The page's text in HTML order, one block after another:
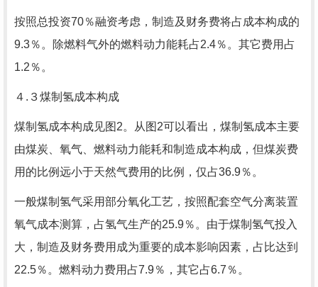
按照总投资70％融资考虑，制造及财务费将占成本构成的
9.3％。除燃料气外的燃料动力能耗占2.4％。其它费用占
1.2％。
４.３煤制氢成本构成
煤制氢成本构成见图2。从图2可以看出，煤制氢成本主要
由煤炭、氧气、燃料动力能耗和制造成本构成，但煤炭费
用的比例远小于天然气费用的比例，仅占36.9％。
一般煤制氢气采用部分氧化工艺，按照配套空气分离装置
氧气成本测算，占氢气生产的25.9％。由于煤制氢气投入
大，制造及财务费用成为重要的成本影响因素，占比达到
22.5％。燃料动力费用占7.9％，其它占6.7％。